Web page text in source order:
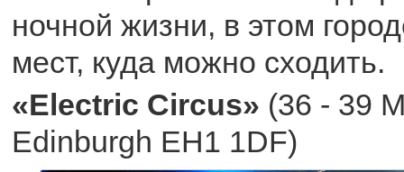
ночной жизни, в этом
мест, куда можно сходить.
«Electric Circus» (36 - 39
Edinburgh EH1 1DF)